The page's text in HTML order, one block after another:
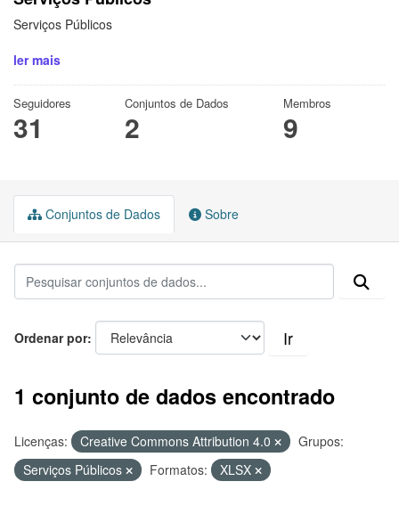
Serviços Públicos
ler mais
Seguidores
31
Conjuntos de Dados
2
Membros
9
Conjuntos de Dados Sobre
Ordenar por Ir
1 conjunto de dados encontrado
Licenças: Creative Commons Attribution 4.0
Grupos:
Serviços Públicos
Formatos: XLSX